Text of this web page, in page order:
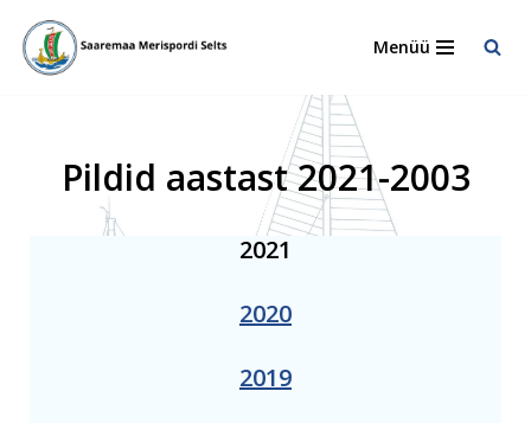
Skip
Menüü
Pildid aastast 2021-2003
2021
2020
2019